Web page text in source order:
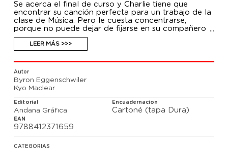
Se acerca el final de curso y Charlie tiene que
encontrar su canción perfecta para un trabajo de la
clase de Música. Pero le cuesta concentrarse,
porque no puede dejar de fijarse en su compañero
de clase Emile ni de preguntarse por Luka, que ha
dejado de ir a la escuela. Entonces, cuando el
profesor les habla de la ópera, Charlie descubre la
música de Maria Callas. ¿Podrá Charlie seguir el
ejemplo de la diva por antonomasia en su propia
vida?
LEER MÁS >>>
Autor
Byron Eggenschwiler
Kyo Maclear
Editorial
Andana Gráfica
Encuadernacion
Cartoné (tapa Dura)
EAN
9788412371659
CATEGORIAS